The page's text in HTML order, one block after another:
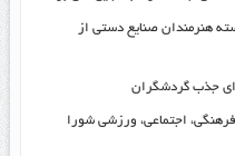
هنرمندان صنایع دستی از
جذب گردشگران
اجتماعی، ورزشی شورا